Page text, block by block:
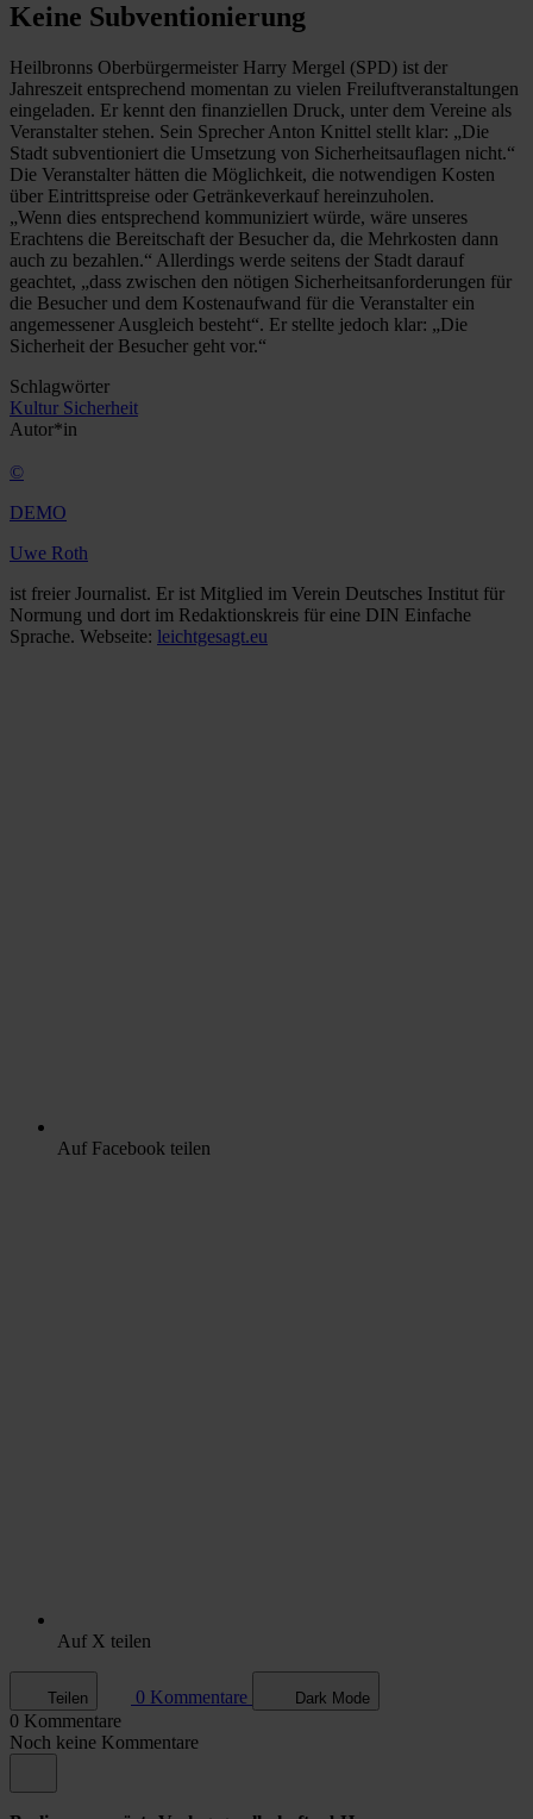
Keine Subventionierung
Heilbronns Oberbürgermeister Harry Mergel (SPD) ist der
Jahreszeit entsprechend momentan zu vielen Freiluftveranstaltungen
eingeladen. Er kennt den finanziellen Druck, unter dem Vereine als
Veranstalter stehen. Sein Sprecher Anton Knittel stellt klar: „Die
Stadt subventioniert die Umsetzung von Sicherheitsauflagen nicht.“
Die Veranstalter hätten die Möglichkeit, die notwendigen Kosten
über Eintrittspreise oder Getränkeverkauf hereinzuholen.
„Wenn dies entsprechend kommuniziert würde, wäre unseres
Erachtens die Bereitschaft der Besucher da, die Mehrkosten dann
auch zu bezahlen.“ Allerdings werde seitens der Stadt darauf
geachtet, „dass zwischen den nötigen Sicherheitsanforderungen für
die Besucher und dem Kostenaufwand für die Veranstalter ein
angemessener Ausgleich besteht“. Er stellte jedoch klar: „Die
Sicherheit der Besucher geht vor.“
Schlagwörter
Kultur Sicherheit
Autor*in
©
DEMO
Uwe Roth
ist freier Journalist. Er ist Mitglied im Verein Deutsches Institut für
Normung und dort im Redaktionskreis für eine DIN Einfache
Sprache. Webseite: leichtgesagt.eu
Auf Facebook teilen
Auf X teilen
Teilen 0 Kommentare Dark Mode
0 Kommentare
Noch keine Kommentare